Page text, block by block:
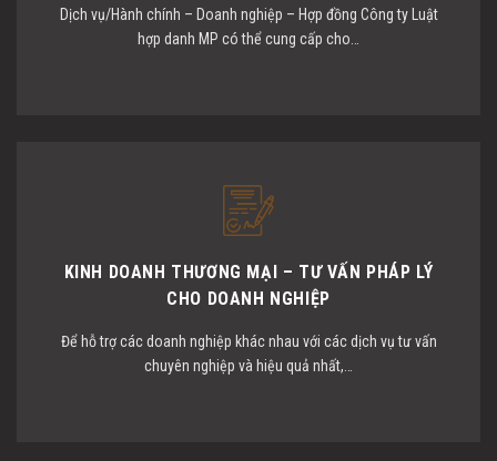
Dịch vụ/Hành chính – Doanh nghiệp – Hợp đồng Công ty Luật
hợp danh MP có thể cung cấp cho…
KINH DOANH THƯƠNG MẠI – TƯ VẤN PHÁP LÝ
CHO DOANH NGHIỆP
Để hỗ trợ các doanh nghiệp khác nhau với các dịch vụ tư vấn
chuyên nghiệp và hiệu quả nhất,…